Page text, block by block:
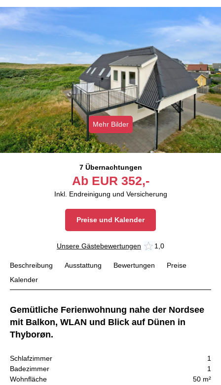
Mehr Bilder
7 Übernachtungen
Ab EUR 352,-
Inkl. Endreinigung und Versicherung
Preise und Kalender
Unsere Gästebewertungen 1,0
Beschreibung Ausstattung Bewertungen
Preise
Kalender
Gemütliche Ferienwohnung nahe der Nordsee
mit Balkon, WLAN und Blick auf Dünen in
Thyborøn.
Schlafzimmer
1
Badezimmer
1
Wohnfläche
50 m²